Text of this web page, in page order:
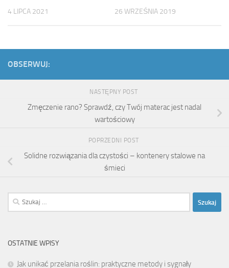
4 LIPCA 2021 26 WRZEŚNIA 2019
OBSERWUJ:
NASTĘPNY POST
Zmęczenie rano? Sprawdź, czy Twój materac jest nadal
wartościowy
POPRZEDNI POST
Solidne rozwiązania dla czystości – kontenery stalowe na
śmieci
Szukaj:
OSTATNIE WPISY
Jak unikać przelania roślin: praktyczne metody i sygnały